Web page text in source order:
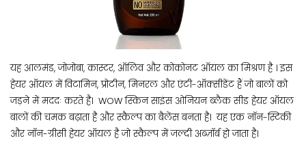
यह आलमंड, जोजोबा, कास्टर, ऑलिव और कोकोनट ऑयल का मिश्रण है । इस
हेयर ऑयल में विटामिन, प्रोटीन, मिनरल और एंटी-ऑक्सीडेंट हैं जो बालों को
जड़ने में मददः करते है। WOW स्किन साइंस ओनियन ब्लैक सीड हेयर ऑयल
बालों की चमक बढ़ाता है और स्कैल्प का बैलेंस बनता है। यह एक नॉन-स्टिकी
और नॉन-ग्रीसी हेयर ऑयल है जो स्कैल्प में जल्दी अब्ज़ॉर्ब हो जाता है।